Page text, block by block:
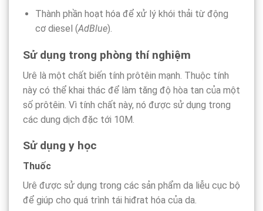
Thành phần hoạt hóa để xử lý khói thải từ động
cơ diesel (AdBlue).
Sử dụng trong phòng thí nghiệm
Urê là một chất biến tính prôtêin mạnh. Thuộc tính
này có thể khai thác để làm tăng độ hòa tan của một
số prôtêin. Vì tính chất này, nó được sử dụng trong
các dung dịch đặc tới 10M.
Sử dụng y học
Thuốc
Urê được sử dụng trong các sản phẩm da liễu cục bộ
để giúp cho quá trình tái hiđrat hóa của da.